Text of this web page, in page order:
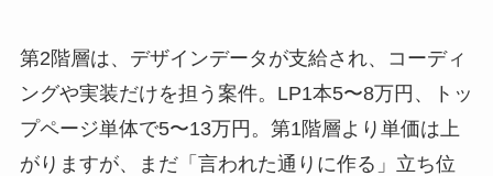
第2階層は、デザインデータが支給され、コーディ
ングや実装だけを担う案件。LP1本5〜8万円、トッ
プページ単体で5〜13万円。第1階層より単価は上
がりますが、まだ「言われた通りに作る」立ち位